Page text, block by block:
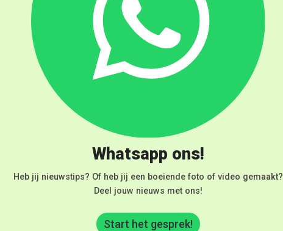
Whatsapp ons!
Heb jij nieuwstips? Of heb jij een boeiende foto of video gemaakt?
Deel jouw nieuws met ons!
Start het gesprek!